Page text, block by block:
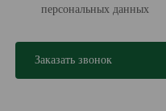
персональных данных